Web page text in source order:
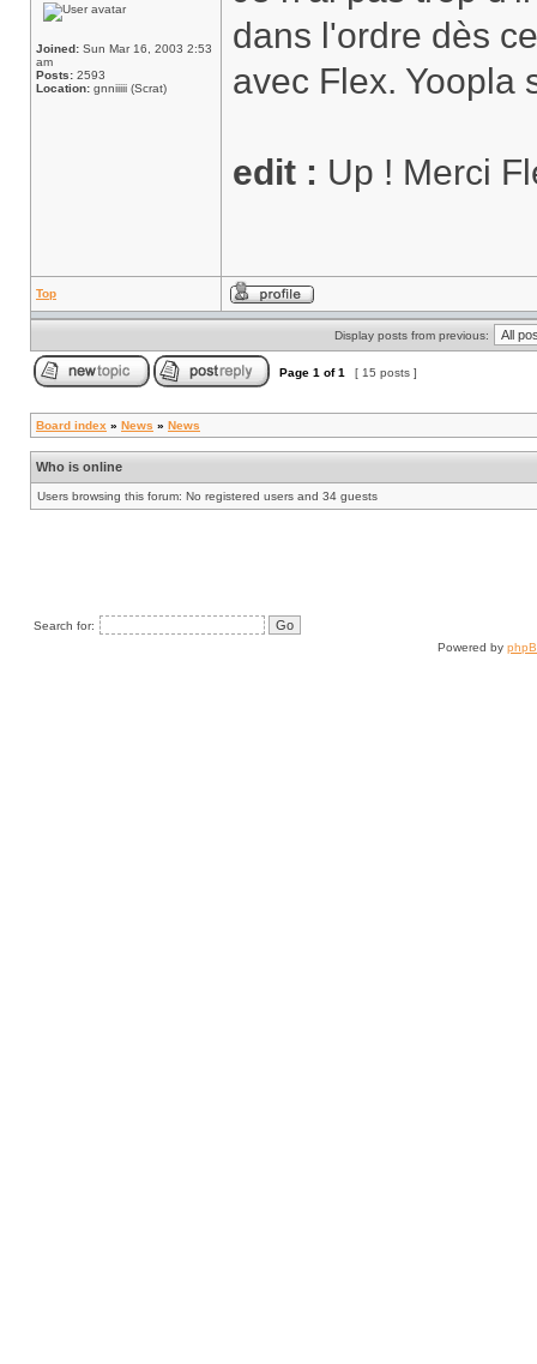
Joined: Sun Mar 16, 2003 2:53
am
Posts: 2593
Location: gnniiiii (Scrat)
dans l'ordre dès
avec Flex. Yoopla
edit : Up ! Merci
Top
Display posts from previous:
Page 1 of1 [ 15 posts ]
Board index » News » News
Who is online
Users browsing this forum: No registered users and 34 guests
Search for:
Powered by